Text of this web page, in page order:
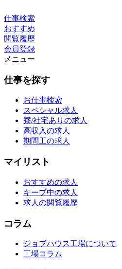
仕事検索
おすすめ
閲覧履歴
会員登録
メニュー
仕事を探す
お仕事検索
スペシャル求人
寮/社宅ありの求人
高収入の求人
期間工の求人
マイリスト
おすすめの求人
キープ中の求人
求人の閲覧履歴
コラム
ジョブハウス工場について
工場コラム